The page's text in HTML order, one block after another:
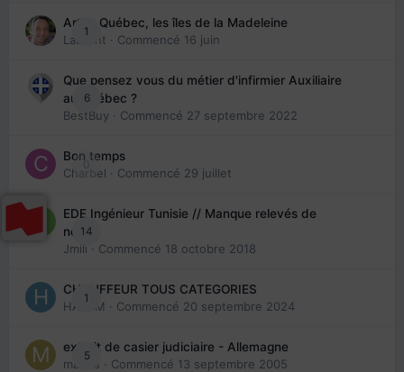
1
Arte : Québec, les îles de la Madeleine
Laurent · Commencé 16 juin
6
Que pensez vous du métier d'infirmier Auxiliaire
au Québec ?
BestBuy · Commencé 27 septembre 2022
0
Bon temps
Charbel · Commencé 29 juillet
14
EDE Ingénieur Tunisie // Manque relevés de
note
Jmili · Commencé 18 octobre 2018
1
CHAUFFEUR TOUS CATEGORIES
HAZEM · Commencé 20 septembre 2024
5
extrait de casier judiciaire - Allemagne
maries · Commencé 13 septembre 2005